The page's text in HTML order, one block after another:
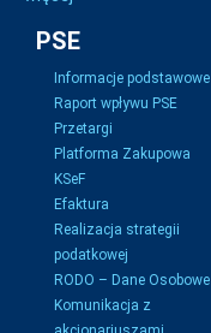
PSE
Informacje podstawowe
Raport wpływu PSE
Przetargi
Platforma Zakupowa
KSeF
Efaktura
Realizacja strategii
podatkowej
RODO – Dane Osobowe
Komunikacja z